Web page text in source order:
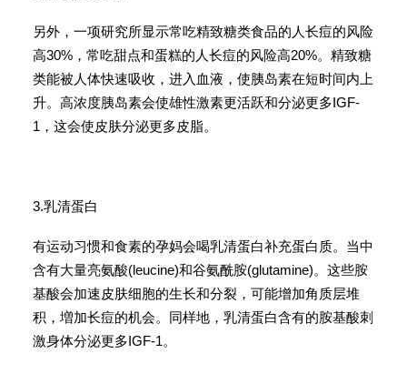
另外，一项研究所显示常吃精致糖类食品的人长痘的风险
高30%，常吃甜点和蛋糕的人长痘的风险高20%。精致糖
类能被人体快速吸收，进入血液，使胰岛素在短时间内上
升。高浓度胰岛素会使雄性激素更活跃和分泌更多IGF-
1，这会使皮肤分泌更多皮脂。
3.乳清蛋白
有运动习惯和食素的孕妈会喝乳清蛋白补充蛋白质。当中
含有大量亮氨酸(leucine)和谷氨酰胺(glutamine)。这些胺
基酸会加速皮肤细胞的生长和分裂，可能增加角质层堆
积，増加长痘的机会。同样地，乳清蛋白含有的胺基酸刺
激身体分泌更多IGF-1。